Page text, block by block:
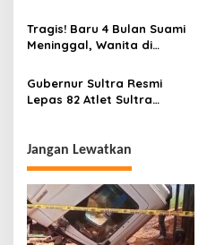
Tragis! Baru 4 Bulan Suami
Meninggal, Wanita di
Mertua dari Rumah Sendiri
Gubernur Sultra Resmi
Lepas 82 Atlet Sultra
Jakarta
Jangan Lewatkan